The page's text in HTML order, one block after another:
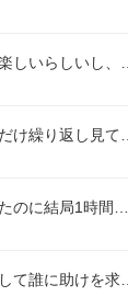
しいらしいし、…
け繰り返し見て…
のに結局1時間…
て誰に助けを求…